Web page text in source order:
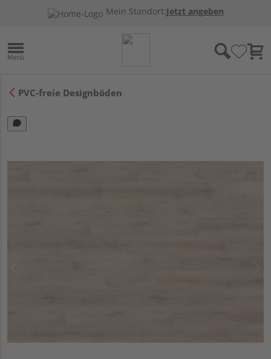
Mein Standort:Jetzt angeben
PVC-freie Designböden